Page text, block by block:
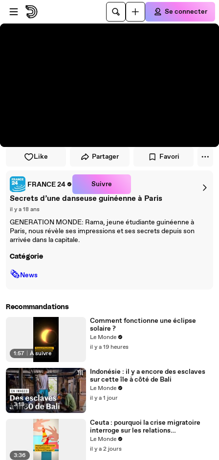
Passer au player
Passer au contenu principal
Se connecter
Like Partager Favori
FRANCE 24 Suivre
Secrets d’une danseuse guinéenne à Paris
il y a 18 ans
GENERATION MONDE: Rama, jeune étudiante guinéenne à
Paris, nous révèle ses impressions et ses secrets depuis son
arrivée dans la capitale.
Catégorie
🗞News
Recommandations
1:57 À suivre
Comment fonctionne une éclipse
solaire ?
Le Monde
il y a 19 heures
3:18
Indonésie : il y a encore des esclaves
sur cette île à côté de Bali
Le Monde
il y a 1 jour
3:36
Ceuta : pourquoi la crise migratoire
interroge sur les relations
diplomatiques entre le Maroc et
l’Espagne ?
Le Monde
il y a 2 jours